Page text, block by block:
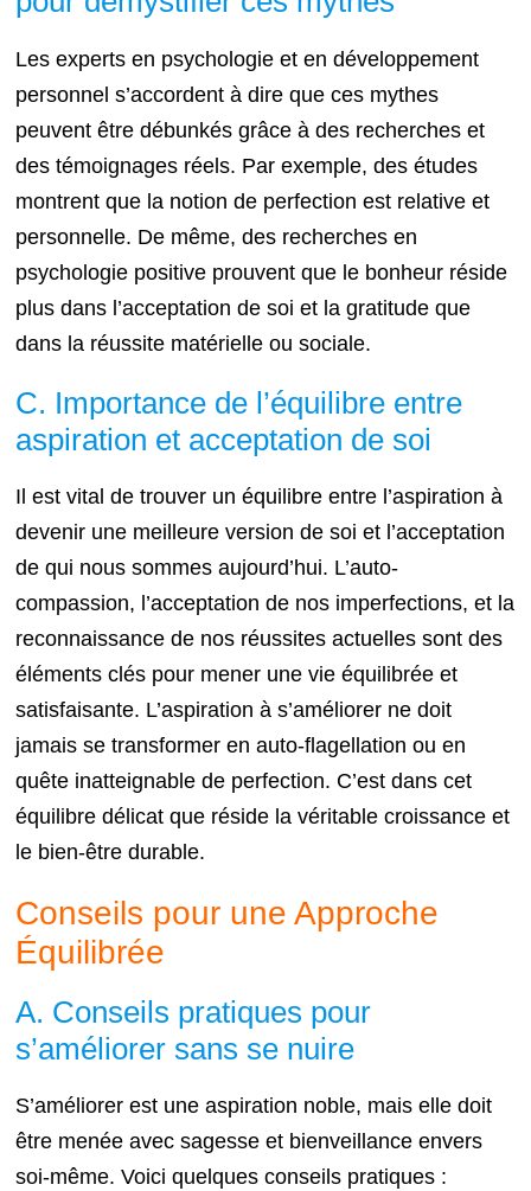
Les experts en psychologie et en développement
personnel s’accordent à dire que ces mythes
peuvent être débunkés grâce à des recherches et
des témoignages réels. Par exemple, des études
montrent que la notion de perfection est relative et
personnelle. De même, des recherches en
psychologie positive prouvent que le bonheur réside
plus dans l’acceptation de soi et la gratitude que
dans la réussite matérielle ou sociale.
C. Importance de l’équilibre entre
aspiration et acceptation de soi
Il est vital de trouver un équilibre entre l’aspiration à
devenir une meilleure version de soi et l’acceptation
de qui nous sommes aujourd’hui. L’auto-
compassion, l’acceptation de nos imperfections, et la
reconnaissance de nos réussites actuelles sont des
éléments clés pour mener une vie équilibrée et
satisfaisante. L’aspiration à s’améliorer ne doit
jamais se transformer en auto-flagellation ou en
quête inatteignable de perfection. C’est dans cet
équilibre délicat que réside la véritable croissance et
le bien-être durable.
Conseils pour une Approche
Équilibrée
A. Conseils pratiques pour
s’améliorer sans se nuire
S’améliorer est une aspiration noble, mais elle doit
être menée avec sagesse et bienveillance envers
soi-même. Voici quelques conseils pratiques :